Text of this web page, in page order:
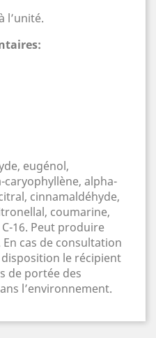
l’unité.
eugénol,
alpha-
cinnamaldéhyde,
coumarine,
16. Peut produire
cas de consultation
le récipient
de portée des
l’environnement.